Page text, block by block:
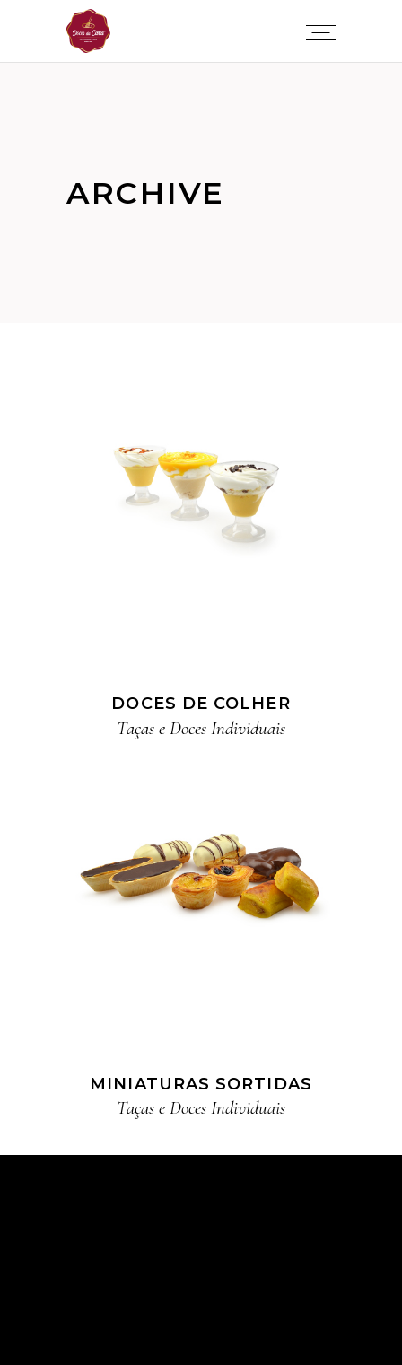
ARCHIVE
DOCES DE COLHER
Taças e Doces Individuais
MINIATURAS SORTIDAS
Taças e Doces Individuais